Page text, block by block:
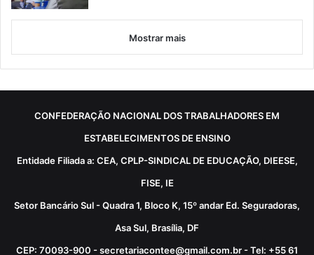
Mostrar mais
CONFEDERAÇÃO NACIONAL DOS TRABALHADORES EM
ESTABELECIMENTOS DE ENSINO
Entidade Filiada a: CEA, CPLP-SINDICAL DE EDUCAÇÃO, DIEESE,
FISE, IE
Setor Bancário Sul - Quadra 1, Bloco K, 15º andar Ed. Seguradoras,
Asa Sul, Brasília, DF
CEP: 70093-900 - secretariacontee@gmail.com.br - Tel: +55 61